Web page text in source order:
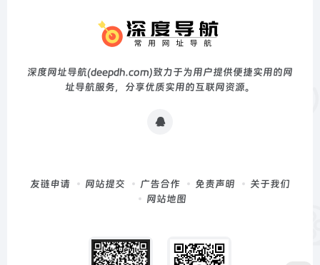
深度网址导航(deepdh.com)致力于为用户提供便捷实用的网
址导航服务，分享优质实用的互联网资源。
友链申请 网站提交 广告合作 免责声明
关于我们
网站地图